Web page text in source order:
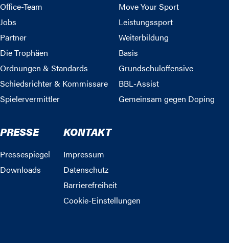
Office-Team
Jobs
Partner
Die Trophäen
Ordnungen & Standards
Schiedsrichter & Kommissare
Spielervermittler
Move Your Sport
Leistungssport
Weiterbildung
Basis
Grundschuloffensive
BBL-Assist
Gemeinsam gegen Doping
PRESSE
Pressespiegel
Downloads
KONTAKT
Impressum
Datenschutz
Barrierefreiheit
Cookie-Einstellungen